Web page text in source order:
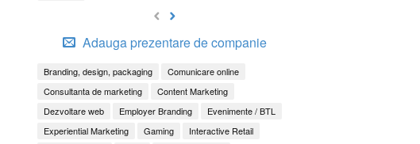
Adauga prezentare de companie
Branding, design, packaging
Comunicare online
Consultanta de marketing
Content Marketing
Dezvoltare web
Employer Branding
Evenimente / BTL
Experiential Marketing
Gaming
Interactive Retail